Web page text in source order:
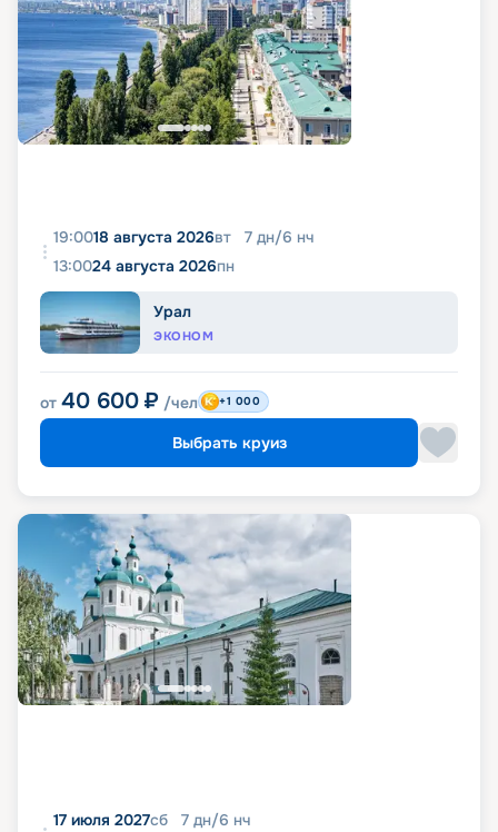
19:0018 августа 2026вт 7 дн/6 нч
13:0024 августа 2026пн
Урал
ЭКОНОМ
от 40 600 ₽ /чел +1 000
Выбрать круиз
17 июля 2027сб 7 дн/6 нч